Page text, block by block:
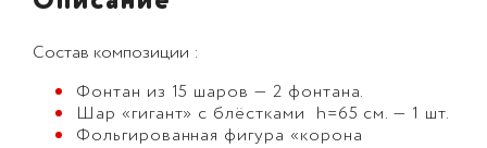
Состав композиции :
Фонтан из 15 шаров — 2 фонтана.
Шар «гигант» с блёстками h=65 см. — 1 шт.
Фольгированная фигура «корона